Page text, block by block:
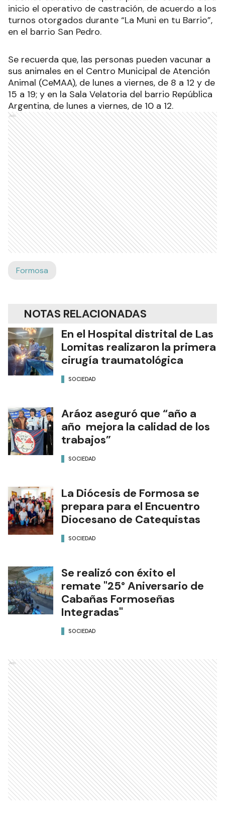
inicio el operativo de castración, de acuerdo a los
turnos otorgados durante “La Muni en tu Barrio”,
en el barrio San Pedro.
Se recuerda que, las personas pueden vacunar a
sus animales en el Centro Municipal de Atención
Animal (CeMAA), de lunes a viernes, de 8 a 12 y de
15 a 19; y en la Sala Velatoria del barrio República
Argentina, de lunes a viernes, de 10 a 12.
Ads
Formosa
NOTAS RELACIONADAS
En el Hospital distrital de Las
Lomitas realizaron la primera
cirugía traumatológica
SOCIEDAD
Aráoz aseguró que “año a
año mejora la calidad de los
trabajos”
SOCIEDAD
La Diócesis de Formosa se
prepara para el Encuentro
Diocesano de Catequistas
SOCIEDAD
Se realizó con éxito el
remate "25° Aniversario de
Cabañas Formoseñas
Integradas"
SOCIEDAD
Ads